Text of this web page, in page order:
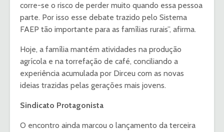
corre-se o risco de perder muito quando essa pessoa
parte. Por isso esse debate trazido pelo Sistema
FAEP tão importante para as famílias rurais”, afirma.
Hoje, a família mantém atividades na produção
agrícola e na torrefação de café, conciliando a
experiência acumulada por Dirceu com as novas
ideias trazidas pelas gerações mais jovens.
Sindicato Protagonista
O encontro ainda marcou o lançamento da terceira